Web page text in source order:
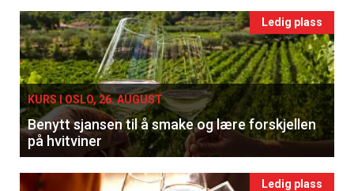
Ledig plass
KURS I OSLO, 26. AUGUST
Benytt sjansen til å smake og lære forskjellen
på hvitviner
Ledig plass